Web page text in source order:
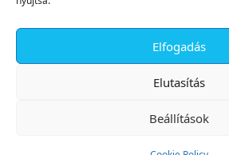
Elfogadás
Elutasítás
Beállítások